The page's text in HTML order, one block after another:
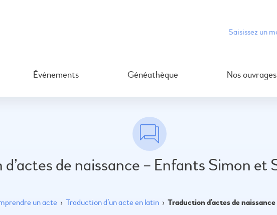
Événements Généathèque Nos ouvrages
de naissance – Enfants Simon et
un acte › Traduction d’un acte en latin › Traduction d’actes de